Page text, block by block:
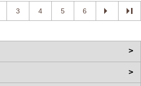
3 4 5 6